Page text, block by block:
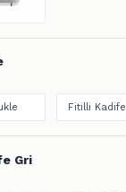
Fitilli Kadife
Gri